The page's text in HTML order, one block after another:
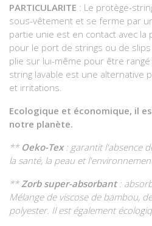
PARTICULARITE : Le protège-
sous-vêtement et se ferme par
partie unie est en contact avec la
pour le port de strings ou de
plie sur lui-même pour être
string lavable est une alternative
et irritations.
Ecologique et économique, il
notre planète.
** Oeko-Tex: garantit l'absence
la santé, la peau et
**Zorb super-absorbant:
Mélange de viscose de bambou,
polyester. Il est également